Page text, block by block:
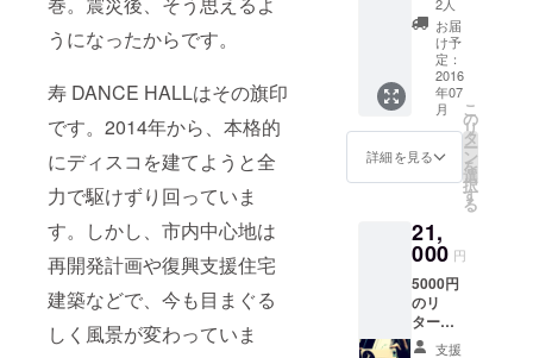
うになったからです。
寿 DANCE HALLはその旗印
です。2014年から、本格的
にディスコを建てようと全
力で駆けずり回っていま
す。しかし、市内中心地は
再開発計画や復興支援住宅
建築などで、今も目まぐる
しく風景が変わっていま
~funad
e~」謹
製、大
漁旗か
ら作ら
れた世
界で1本
だけの
「U.C.P
.」謹
製、カ
ギと廃
木から
生まれ
た世界
ナル
iPhone
ケース
お届
け予
定：
2016
年07
月
詳細を見る
こ
の
リ
タ
ー
ン
を
選
択
す
る
21,
000 円
5000円
のリ
ターン
+寿
支援